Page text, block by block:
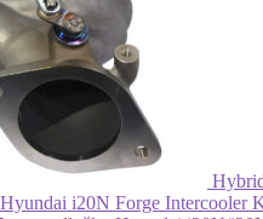
Forge Intercooler